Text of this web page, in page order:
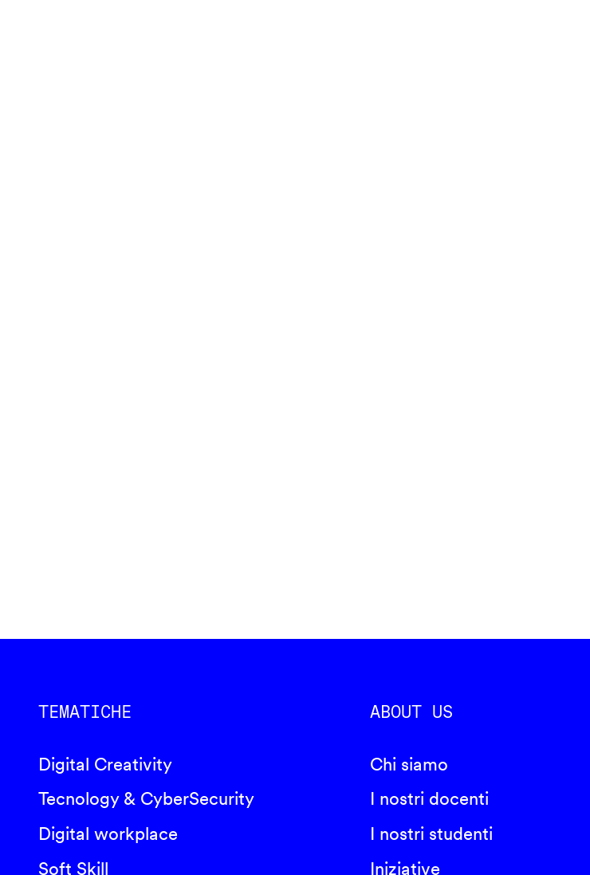
TEMATICHE
Digital Creativity
Tecnology & CyberSecurity
Digital workplace
Soft Skill
ABOUT US
Chi siamo
I nostri docenti
I nostri studenti
Iniziative